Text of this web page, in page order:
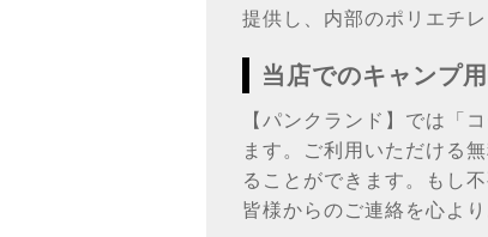
提供し、内部のポリエチ
当店でのキャンプ
【パンクランド】では「
ます。ご利用いただける
ることができます。もし
皆様からのご連絡を心よ